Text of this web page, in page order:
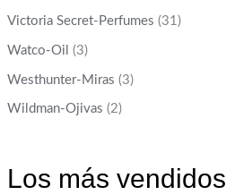
Victoria Secret-Perfumes (31)
Watco-Oil (3)
Westhunter-Miras (3)
Wildman-Ojivas (2)
Los más vendidos